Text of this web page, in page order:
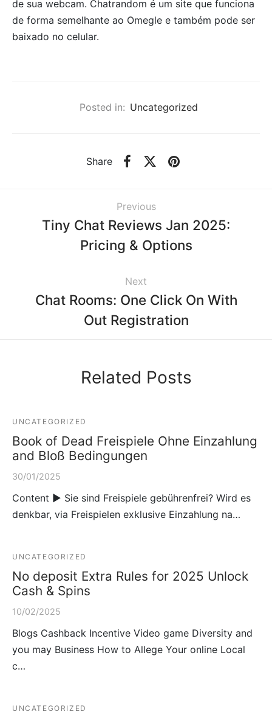
de sua webcam. Chatrandom é um site que funciona
de forma semelhante ao Omegle e também pode ser
baixado no celular.
Posted in: Uncategorized
Share
Previous
Tiny Chat Reviews Jan 2025:
Pricing & Options
Next
Chat Rooms: One Click On With
Out Registration
Related Posts
UNCATEGORIZED
Book of Dead Freispiele Ohne Einzahlung
and Bloß Bedingungen
30/01/2025
Content ► Sie sind Freispiele gebührenfrei? Wird es
denkbar, via Freispielen exklusive Einzahlung na…
UNCATEGORIZED
No deposit Extra Rules for 2025 Unlock
Cash & Spins
10/02/2025
Blogs Cashback Incentive Video game Diversity and
you may Business How to Allege Your online Local
c…
UNCATEGORIZED